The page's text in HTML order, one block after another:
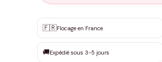
✨ Personnalisation sur mesure
DEVIS GRATUIT · Personnalisation
Que souhaitez-vous ?
🇫🇷Flocage en France
🚚Expédié sous 3-5 jours